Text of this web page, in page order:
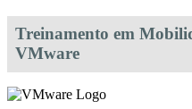
Treinamento em
VMware